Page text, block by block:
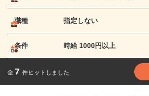
職種 指定しない
条件 時給 1000円以上
全 7 件ヒットしました